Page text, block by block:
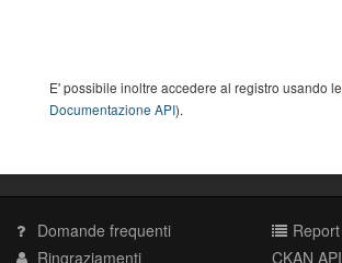
E' possibile inoltre accedere al registro usando le
Documentazione API).
Domande frequenti
Ringraziamenti
Report
CKAN API